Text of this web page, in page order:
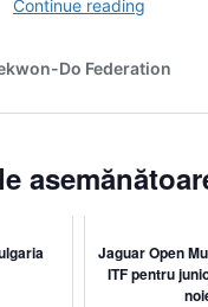
Jaguar Open
ITF pentru